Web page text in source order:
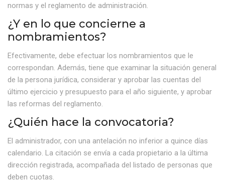
normas y el reglamento de administración.
¿Y en lo que concierne a
nombramientos?
Efectivamente, debe efectuar los nombramientos que le
correspondan. Además, tiene que examinar la situación general
de la persona jurídica, considerar y aprobar las cuentas del
último ejercicio y presupuesto para el año siguiente, y aprobar
las reformas del reglamento.
¿Quién hace la convocatoria?
El administrador, con una antelación no inferior a quince días
calendario. La citación se envía a cada propietario a la última
dirección registrada, acompañada del listado de personas que
deben cuotas.